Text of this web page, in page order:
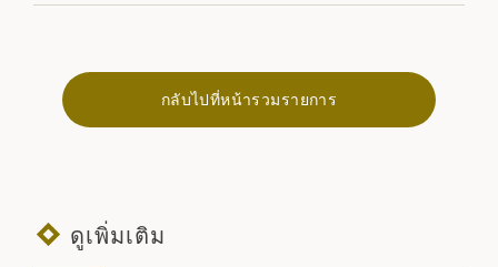
กลับไปที่หน้ารวมรายการ
ดูเพิ่มเติม